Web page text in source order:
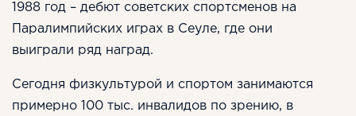
1988 год – дебют советских спортсменов на
Паралимпийских играх в Сеуле, где они
выиграли ряд наград.
Сегодня физкультурой и спортом занимаются
примерно 100 тыс. инвалидов по зрению, в